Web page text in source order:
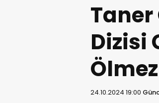
Taner
Dizisi
24.10.2024 19:00